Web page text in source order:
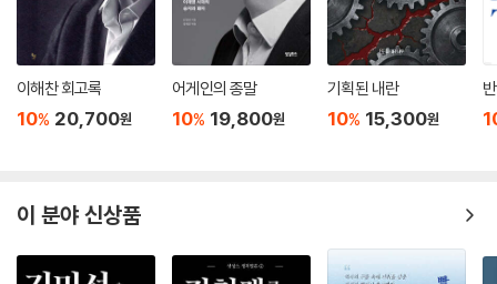
이해찬 회고록
10% 20,700원
어게인의 종말
10% 19,800원
기획된 내란
10% 15,300원
이 분야 신상품